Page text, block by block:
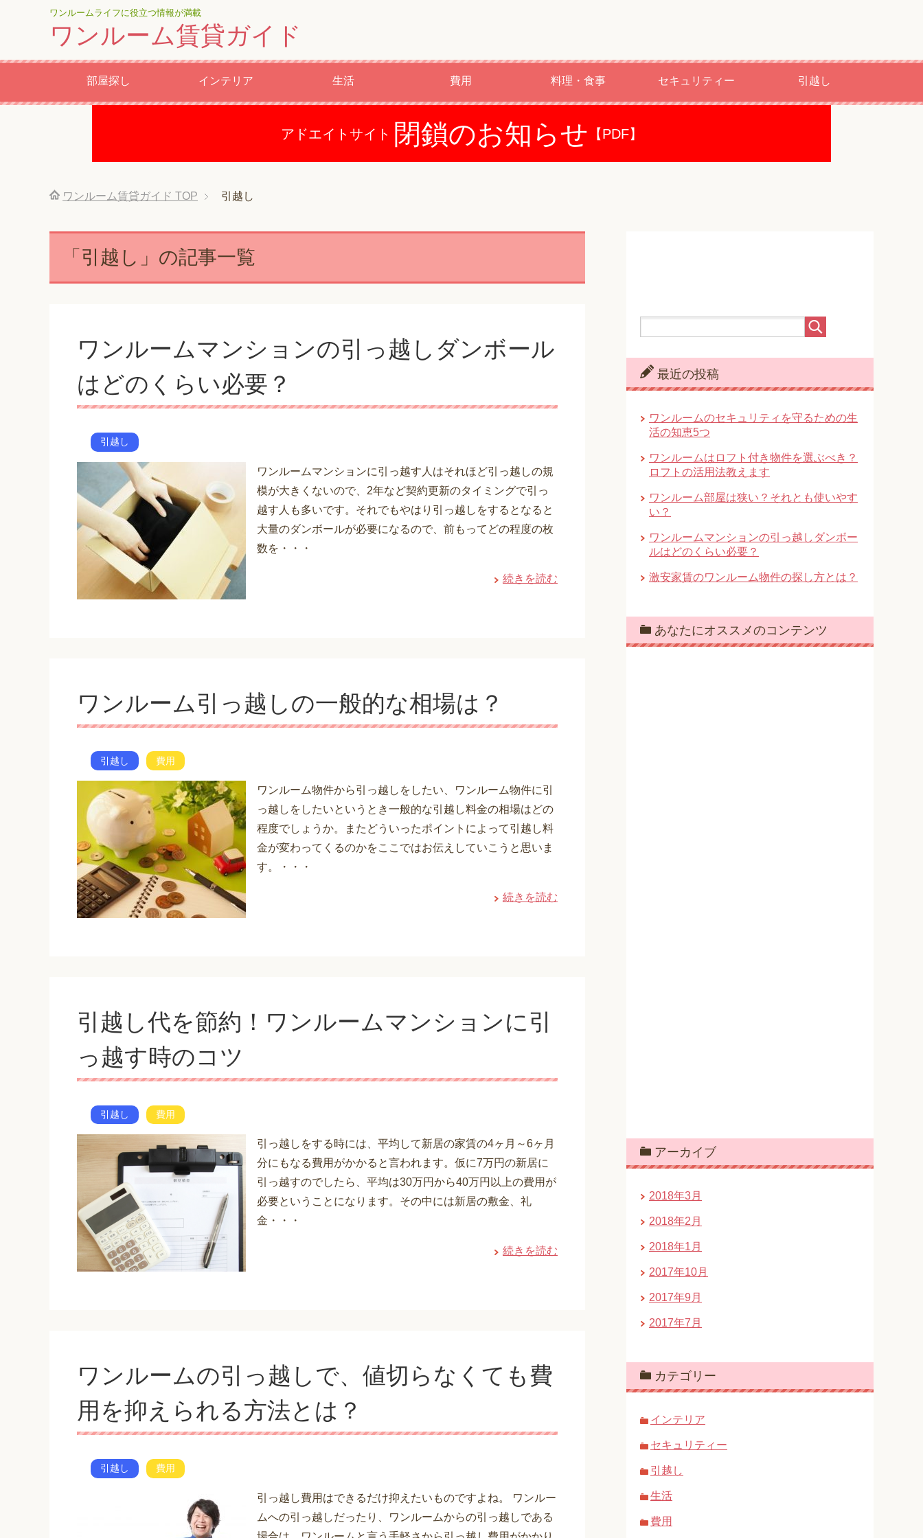
ワンルームライフに役立つ情報が満載
ワンルーム賃貸ガイド
部屋探し インテリア 生活 費用 料理・食事 セキュリティー 引越し
アドエイトサイト 閉鎖のお知らせ 【PDF】
ワンルーム賃貸ガイド TOP 引越し
「引越し」の記事一覧
ワンルームマンションの引っ越しダンボール
はどのくらい必要？
引越し
ワンルームマンションに引っ越す人はそれほど引っ越しの規
模が大きくないので、2年など契約更新のタイミングで引っ
越す人も多いです。それでもやはり引っ越しをするとなると
大量のダンボールが必要になるので、前もってどの程度の枚
数を・・・
続きを読む
ワンルーム引っ越しの一般的な相場は？
引越し 費用
ワンルーム物件から引っ越しをしたい、ワンルーム物件に引
っ越しをしたいというとき一般的な引越し料金の相場はどの
程度でしょうか。またどういったポイントによって引越し料
金が変わってくるのかをここではお伝えしていこうと思いま
す。・・・
続きを読む
引越し代を節約！ワンルームマンションに引
っ越す時のコツ
引越し 費用
引っ越しをする時には、平均して新居の家賃の4ヶ月～6ヶ月
分にもなる費用がかかると言われます。仮に7万円の新居に
引っ越すのでしたら、平均は30万円から40万円以上の費用が
必要ということになります。その中には新居の敷金、礼
金・・・
続きを読む
ワンルームの引っ越しで、値切らなくても費
用を抑えられる方法とは？
引越し 費用
引っ越し費用はできるだけ抑えたいものですよね。 ワンルー
ムへの引っ越しだったり、ワンルームからの引っ越しである
最近の投稿
ワンルームのセキュリティを守るための生
活の知恵5つ
ワンルームはロフト付き物件を選ぶべき？
ロフトの活用法教えます
ワンルーム部屋は狭い？それとも使いやす
い？
ワンルームマンションの引っ越しダンボー
ルはどのくらい必要？
激安家賃のワンルーム物件の探し方とは？
あなたにオススメのコンテンツ
アーカイブ
2018年3月
2018年2月
2018年1月
2017年10月
2017年9月
2017年7月
カテゴリー
インテリア
セキュリティー
引越し
生活
費用